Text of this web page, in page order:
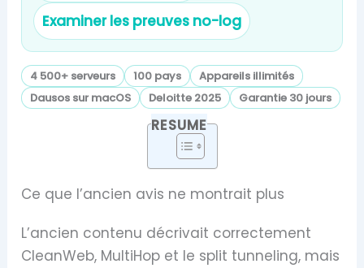
Examiner les preuves no-log
4 500+ serveurs 100 pays
Appareils illimités
Dausos sur macOS
Deloitte 2025 Garantie 30 jours
RESUME
Ce que l’ancien avis ne montrait plus
L’ancien contenu décrivait correctement
CleanWeb, MultiHop et le split tunneling, mais